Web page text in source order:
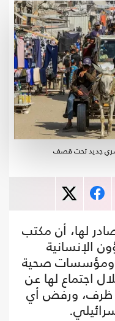
جديد تحت قصف
لها، أن مكتب
الإنسانية
ومؤسسات صحية
اجتماع لها عن
ظرف، ورفض أي